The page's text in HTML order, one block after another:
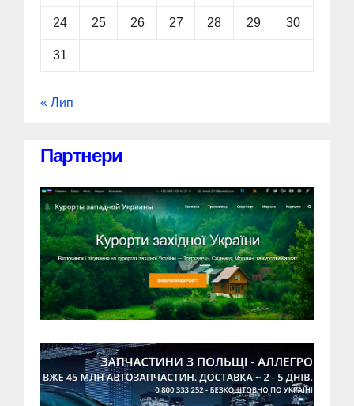
24 25 26 27 28 29 30
31
« Лип
Партнери